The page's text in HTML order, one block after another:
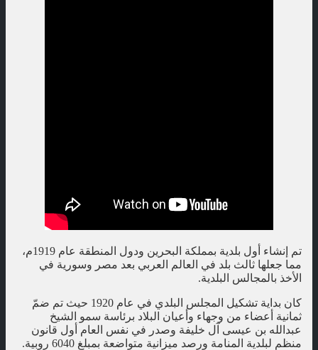
تم إنشاء أول بلدية بمملكة البحرين ودول المنطقة عام 1919م،
مما جعلها ثالث بلد في العالم العربي بعد مصر وسورية في
الأخذ بالمجالس البلدية.
كان بداية تشكيل المجلس البلدي في عام 1920 حيث تم ضمّ
ثمانية أعضاء من وجهاء وأعيان البلاد برئاسة سمو الشيخ
عبدالله بن عيسى آل خليفة وصدر في نفس العام أول قانون
منظم لبلدية المنامة ورصد ميزانية متواضعة بمبلغ 6040 روبية.